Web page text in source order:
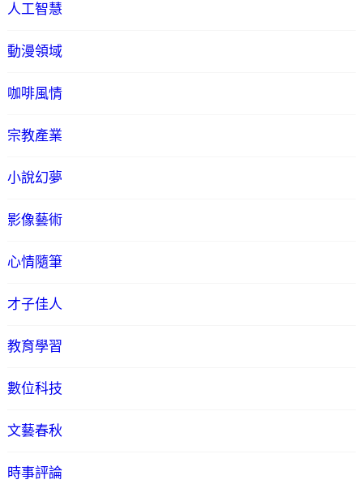
人工智慧
動漫領域
咖啡風情
宗教產業
小說幻夢
影像藝術
心情隨筆
才子佳人
教育學習
數位科技
文藝春秋
時事評論